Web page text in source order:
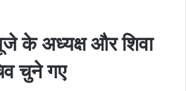
के अध्यक्ष और शिवा
चुने गए